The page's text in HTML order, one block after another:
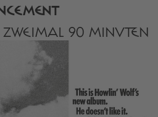
ZWEIMAL 90 MINUTEN